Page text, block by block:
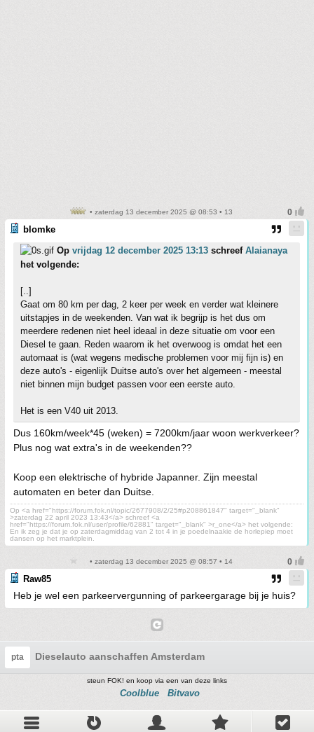
• zaterdag 13 december 2025 @ 08:53 • 13
blomke
Op vrijdag 12 december 2025 13:13 schreef Alaianaya
het volgende:
[..]
Gaat om 80 km per dag, 2 keer per week en verder wat kleinere
uitstapjes in de weekenden. Van wat ik begrijp is het dus om
meerdere redenen niet heel ideaal in deze situatie om voor een
Diesel te gaan. Reden waarom ik het overwoog is omdat het een
automaat is (wat wegens medische problemen voor mij fijn is) en
deze auto's - eigenlijk Duitse auto's over het algemeen - meestal
niet binnen mijn budget passen voor een eerste auto.
Het is een V40 uit 2013.
Dus 160km/week*45 (weken) = 7200km/jaar woon werkverkeer?
Plus nog wat extra's in de weekenden??
Koop een elektrische of hybride Japanner. Zijn meestal
automaten en beter dan Duitse.
Op <a href="https://forum.fok.nl/topic/2677908/2/25#p208861847" target="_blank"
>zaterdag 22 april 2023 13:43</a> schreef <a
href="https://forum.fok.nl/user/profile/62881" target="_blank" >r_one</a> het volgende:
En ik zeg je dat je op zaterdagmiddag van 2 tot 4 in je poedelnaakie de horlepiep moet
dansen op het marktplein.
• zaterdag 13 december 2025 @ 08:57 • 14
Raw85
Heb je wel een parkeervergunning of parkeergarage bij je huis?
pta Dieselauto aanschaffen Amsterdam
steun FOK! en koop via een van deze links
Coolblue Bitvavo